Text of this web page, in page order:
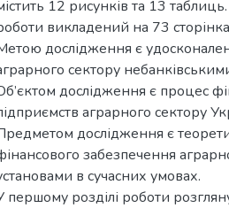
12 рисунків та 13
викладений на 73
дослідження є
сектору
дослідження є процес
аграрного сектору
дослідження є
забезпечення
в сучасних умовах.
першому розділі роботи